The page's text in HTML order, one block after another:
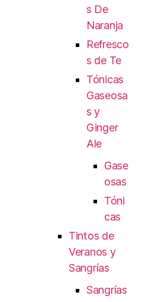
s De
Naranja
Refresco
s de Te
Tónicas
Gaseosa
s y
Ginger
Ale
Gase
osas
Tóni
cas
Tintos de
Veranos y
Sangrías
Sangrías